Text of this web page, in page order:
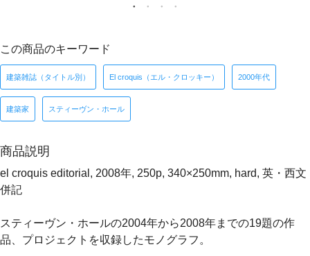
この商品のキーワード
建築雑誌（タイトル別） El croquis（エル・クロッキー） 2000年代
建築家 スティーヴン・ホール
商品説明
el croquis editorial, 2008年, 250p, 340×250mm, hard, 英・西文
併記
スティーヴン・ホールの2004年から2008年までの19題の作
品、プロジェクトを収録したモノグラフ。